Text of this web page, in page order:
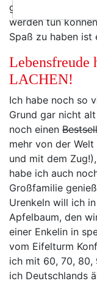
glaube ich, dass
werden tun
Spaß zu haben ist
Lebensfreude
LACHEN!
Ich habe noch so
Grund gar nicht
noch einen
mehr von der
und mit dem
habe ich auch
Großfamilie
Urenkeln will ich
Apfelbaum, den
einer Enkelin in
vom Eifelturm
ich mit 60, 70, 80,
ich Deutschlands